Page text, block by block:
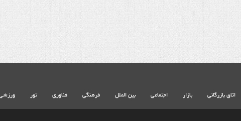
اتاق بازرگانی بازار اجتماعی بین الملل فرهنگی فناوری تور